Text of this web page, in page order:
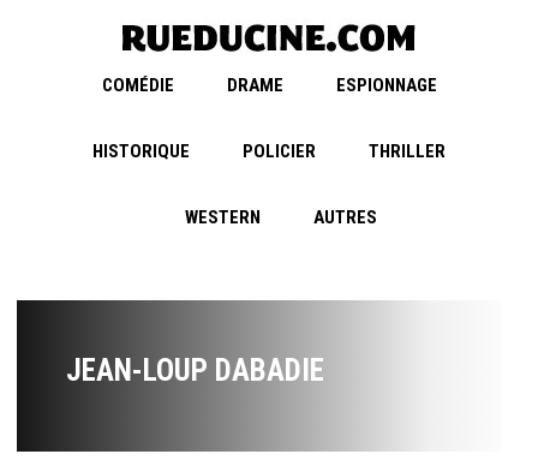
COMÉDIE DRAME ESPIONNAGE
HISTORIQUE POLICIER THRILLER
WESTERN AUTRES
JEAN-LOUP DABADIE